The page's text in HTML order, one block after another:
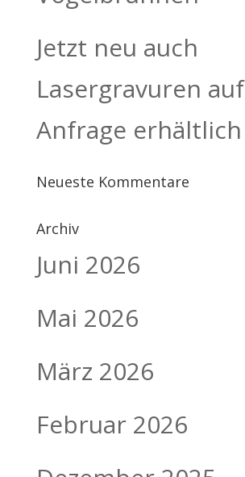
Jetzt neu auch
Lasergravuren auf
Anfrage erhältlich
Neueste Kommentare
Archiv
Juni 2026
Mai 2026
März 2026
Februar 2026